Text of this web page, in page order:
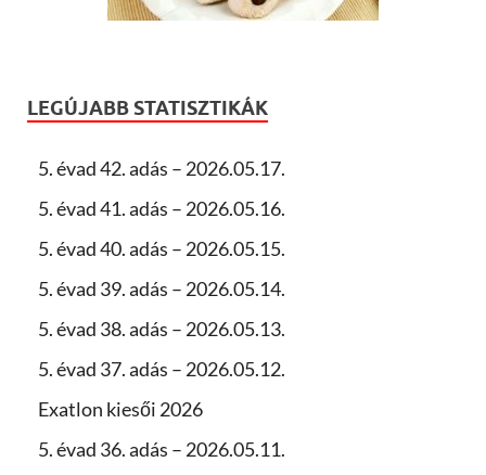
LEGÚJABB STATISZTIKÁK
5. évad 42. adás – 2026.05.17.
5. évad 41. adás – 2026.05.16.
5. évad 40. adás – 2026.05.15.
5. évad 39. adás – 2026.05.14.
5. évad 38. adás – 2026.05.13.
5. évad 37. adás – 2026.05.12.
Exatlon kiesői 2026
5. évad 36. adás – 2026.05.11.